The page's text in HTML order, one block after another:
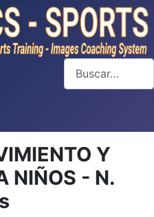
Buscar
Y
NIÑOS - N.